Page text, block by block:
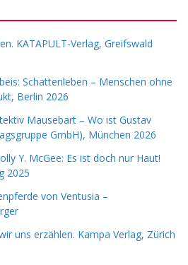
KATAPULT-Verlag, Greifswald
Schattenleben – Menschen ohne
Berlin 2026
Mausebart – Wo ist Gustav
GmbH), München 2026
Y. McGee: Es ist doch nur Haut!
2025
von Ventusia –
uns erzählen. Kampa Verlag, Zürich